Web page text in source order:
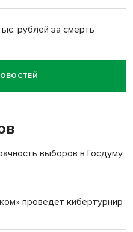
рублей за смерть
за смерть
селе лошади
за избиение врачей
с женой вошли в топ-16
выборов в Госдуму
проведет кибертурнир